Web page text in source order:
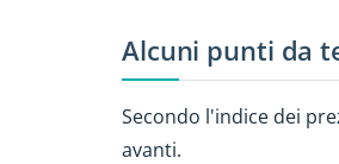
Alcuni punti da
Secondo l'indice dei
avanti.